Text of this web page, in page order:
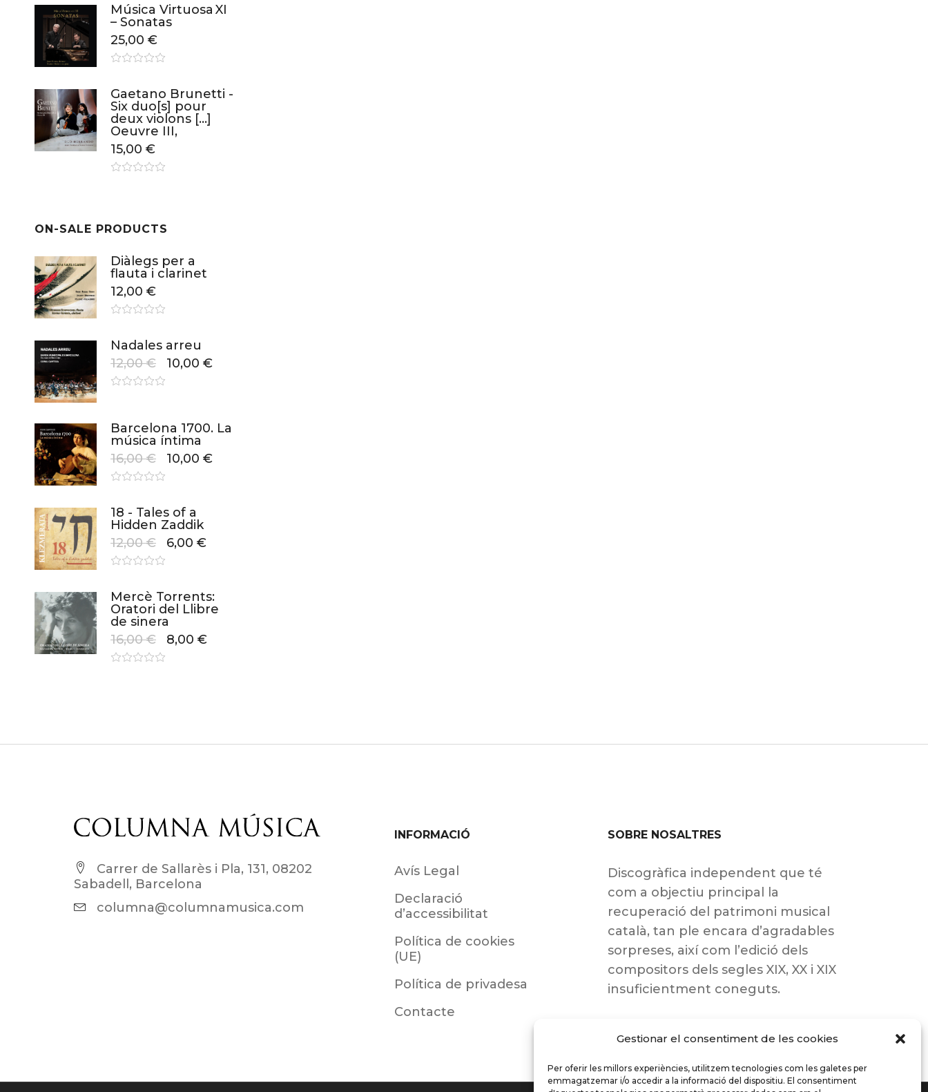
Gestionar el consentiment de les cookies
Per oferir les millors experiències, utilitzem tecnologies com les galetes per
emmagatzemar i/o accedir a la informació del dispositiu. El consentiment
Música Virtuosa XI
– Sonatas
25,00 €
Gaetano Brunetti -
Six duo[s] pour
deux violons […]
Oeuvre III,
15,00 €
ON-SALE PRODUCTS
Diàlegs per a
flauta i clarinet
12,00 €
Nadales arreu
12,00€ 10,00 €
Barcelona 1700. La
música íntima
16,00€ 10,00 €
18 - Tales of a
Hidden Zaddik
12,00€ 6,00 €
Mercè Torrents:
Oratori del Llibre
de sinera
16,00€ 8,00 €
Carrer de Sallarès i Pla, 131, 08202
Sabadell, Barcelona
columna@columnamusica.com
INFORMACIÓ
Avís Legal
Declaració
d’accessibilitat
Política de cookies
(UE)
Política de privadesa
Contacte
SOBRE NOSALTRES
Discogràfica independent que té
com a objectiu principal la
recuperació del patrimoni musical
català, tan ple encara d’agradables
sorpreses, així com l’edició dels
compositors dels segles XIX, XX i XIX
insuficientment coneguts.